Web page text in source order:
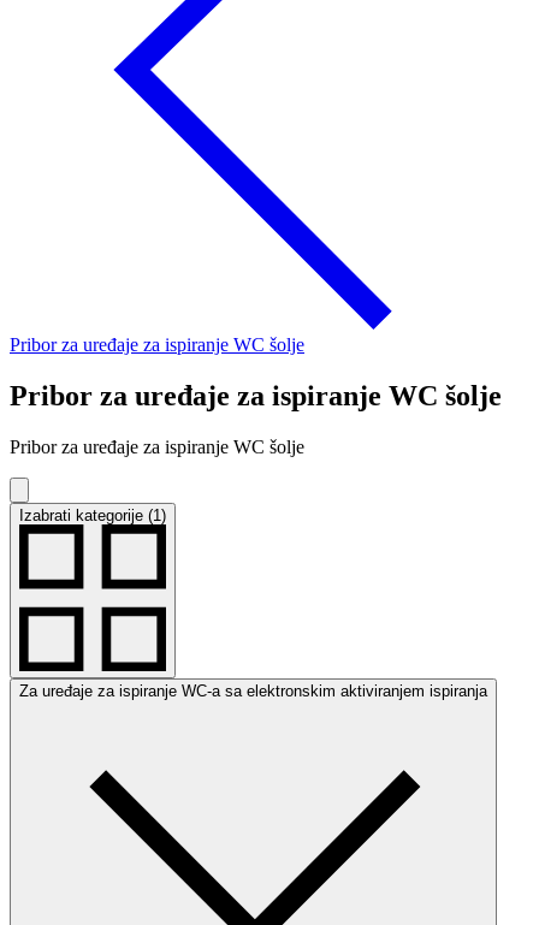
Pribor za uređaje za ispiranje WC šolje
Pribor za uređaje za ispiranje WC šolje
Pribor za uređaje za ispiranje WC šolje
Izabrati kategorije (1)
Za uređaje za ispiranje WC-a sa elektronskim aktiviranjem ispiranja